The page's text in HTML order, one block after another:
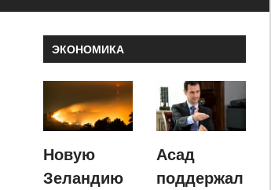
ЭКОНОМИКА
Новую
Зеландию
Асад
поддержал